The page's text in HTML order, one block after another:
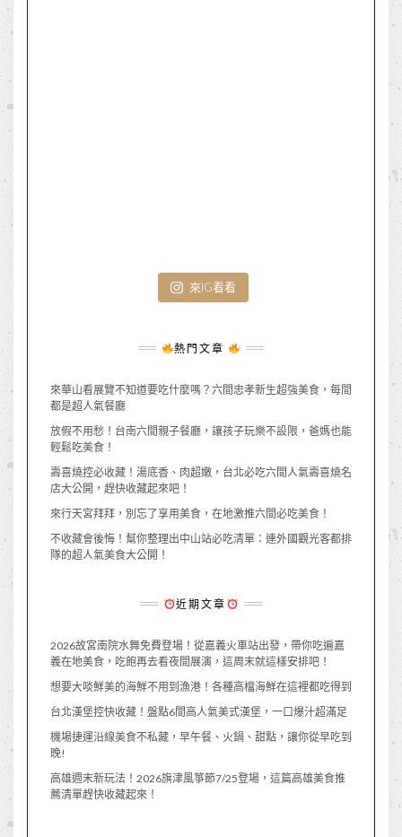
來IG看看
熱門文章
來華山看展覽不知道要吃什麼嗎？六間忠孝新生超強美食，每間
都是超人氣餐廳
放假不用愁！台南六間親子餐廳，讓孩子玩樂不設限，爸媽也能
輕鬆吃美食！
壽喜燒控必收藏！湯底香、肉超嫩，台北必吃六間人氣壽喜燒名
店大公開，趕快收藏起來吧！
來行天宮拜拜，別忘了享用美食，在地激推六間必吃美食！
不收藏會後悔！幫你整理出中山站必吃清單：連外國觀光客都排
隊的超人氣美食大公開！
近期文章
2026故宮南院水舞免費登場！從嘉義火車站出發，帶你吃遍嘉
義在地美食，吃飽再去看夜間展演，這周末就這樣安排吧！
想要大啖鮮美的海鮮不用到漁港！各種高檔海鮮在這裡都吃得到
台北漢堡控快收藏！盤點6間高人氣美式漢堡，一口爆汁超滿足
機場捷運沿線美食不私藏，早午餐、火鍋、甜點，讓你從早吃到
晚!
高雄週末新玩法！2026旗津風箏節7/25登場，這篇高雄美食推
薦清單趕快收藏起來！